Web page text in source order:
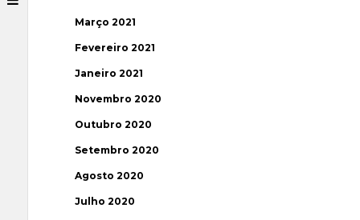
Março 2021
Fevereiro 2021
Janeiro 2021
Novembro 2020
Outubro 2020
Setembro 2020
Agosto 2020
Julho 2020